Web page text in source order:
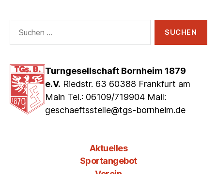
Turngesellschaft Bornheim 1879
e.V. Riedstr. 63 60388 Frankfurt am
Main Tel.: 06109/719904 Mail:
geschaeftsstelle@tgs-bornheim.de
nach:
Aktuelles
Sportangebot